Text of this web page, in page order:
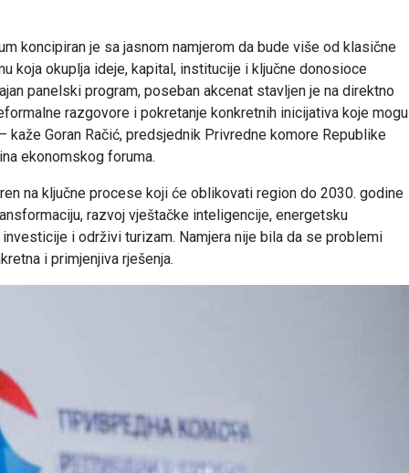
koncipiran je sa jasnom namjerom da bude više od klasične
koja okuplja ideje, kapital, institucije i ključne donosioce
panelski program, poseban akcenat stavljen je na direktno
razgovore i pokretanje konkretnih inicijativa koje mogu
Goran Račić, predsjednik Privredne komore Republike
ekonomskog foruma.
na ključne procese koji će oblikovati region do 2030. godine
razvoj vještačke inteligencije, energetsku
i održivi turizam. Namjera nije bila da se problemi
i primjenjiva rješenja.